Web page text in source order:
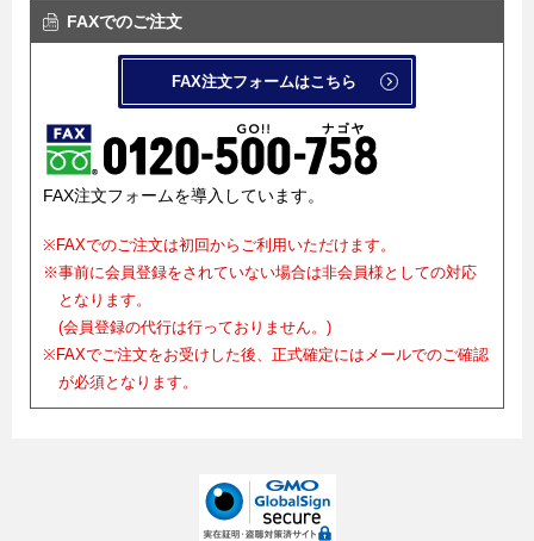
FAXでのご注文
FAX注文フォームはこちら
FAX注文フォームを導入しています。
※FAXでのご注文は初回からご利用いただけます。
※事前に会員登録をされていない場合は非会員様としての対応
となります。
(会員登録の代行は行っておりません。)
※FAXでご注文をお受けした後、正式確定にはメールでのご確認
が必須となります。